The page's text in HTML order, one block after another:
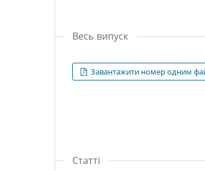
Весь випуск
Завантажити номер одним
Статті